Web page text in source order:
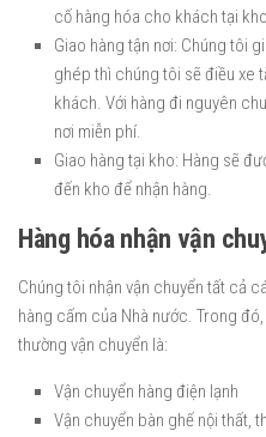
cố hàng hóa cho khách tại
Giao hàng tận nơi: Chúng tôi
ghép thì chúng tôi sẽ điều xe
khách. Với hàng đi nguyên
nơi miễn phí.
Giao hàng tại kho: Hàng sẽ
đến kho để nhận hàng.
Hàng hóa nhận vận
Chúng tôi nhận vận chuyển tất cả
hàng cấm của Nhà nước. Trong
thường vận chuyển là:
Vận chuyển hàng điện lạnh
Vận chuyển bàn ghế nội thất,